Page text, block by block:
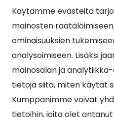
Käytämme evästeitä
mainosten
ominaisuuksien
analysoimiseen. Lisäksi
mainosalan ja
tietoja siitä, miten käytät
Kumppanimme voivat
tietoihin, joita olet
Suosituimmat sivut
Esityslistat, pöytäkirjat,
kuulutukset
Tietoa ja ohjeistusta
Asiointipiste